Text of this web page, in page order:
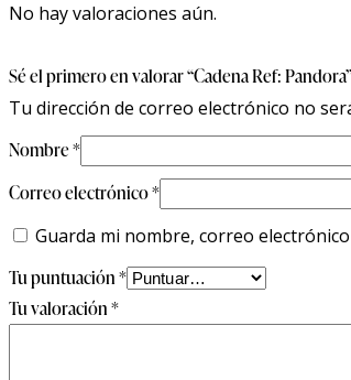
No hay valoraciones aún.
Sé el primero en valorar “Cadena Ref: Pandora”
Tu dirección de correo electrónico no
Nombre*
Correo electrónico*
Guarda mi nombre, correo
Tu puntuación*
Tu valoración*